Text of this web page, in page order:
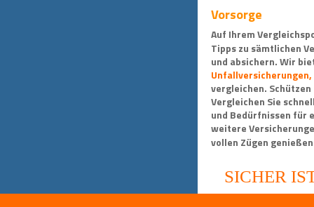
SICHER
Vorsorge
Auf Ihrem
Tipps zu sämtlichen
und absichern. Wir
vergleichen.
Vergleichen Sie
und Bedürfnissen für
weitere
vollen Zügen